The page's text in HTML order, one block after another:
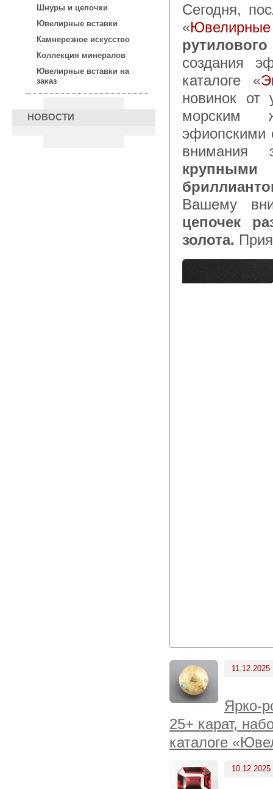
Шнуры и цепочки
Ювелирные вставки
Камнерезное искусство
Коллекция минералов
Ювелирные вставки на
заказ
НОВОСТИ
Сегодня, после 15:00 по московскому времени в каталоге
«Ювелирные
рутилового
создания
каталоге «
новинок от
морским
эфиопскими
внимания
крупными
Вашему
цепочек
золота.
11.12.2025
Ярко-
25+ карат,
каталоге
10.12.2025